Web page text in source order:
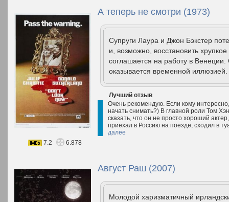
А теперь не смотри (1973)
Супруги Лаура и Джон Бэкстер
и, возможно, восстановить
соглашается на работу в
оказывается временной
Лучший отзыв
Очень рекомендую. Если кому
начать снимать?) В главной роли Том
сказать, что он не просто хороший
приехал в Россию на поезде, сходил в
далее
7.2
6.878
Август Раш (2007)
Молодой харизматичный